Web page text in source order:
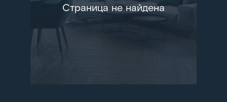
Страница не найдена